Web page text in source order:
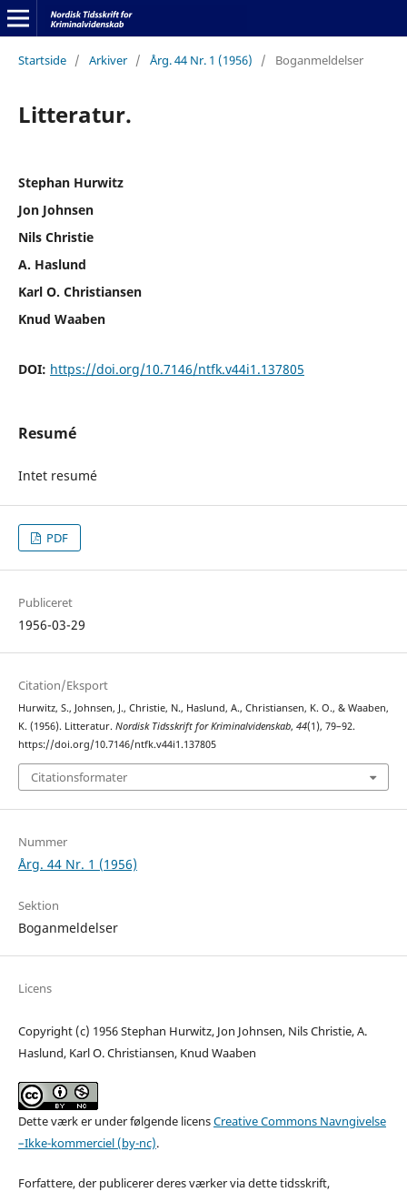
Startside / Arkiver / Årg. 44 Nr. 1 (1956) / Boganmeldelser
Litteratur.
Stephan Hurwitz
Jon Johnsen
Nils Christie
A. Haslund
Karl O. Christiansen
Knud Waaben
DOI: https://doi.org/10.7146/ntfk.v44i1.137805
Resumé
Intet resumé
PDF
Publiceret
1956-03-29
Citation/Eksport
Hurwitz, S., Johnsen, J., Christie, N., Haslund, A., Christiansen, K. O., & Waaben,
K. (1956). Litteratur. Nordisk Tidsskrift for Kriminalvidenskab, 44(1), 79–92.
https://doi.org/10.7146/ntfk.v44i1.137805
Citationsformater
Nummer
Årg. 44 Nr. 1 (1956)
Sektion
Boganmeldelser
Licens
Copyright (c) 1956 Stephan Hurwitz, Jon Johnsen, Nils Christie, A.
Haslund, Karl O. Christiansen, Knud Waaben
Dette værk er under følgende licensCreative Commons Navngivelse
–Ikke-kommerciel (by-nc).
Forfattere, der publicerer deres værker via dette tidsskrift,